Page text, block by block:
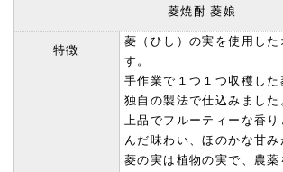
菱焼酎 菱娘
特徴
菱（ひし）の実を使用し
す。
手作業で１つ１つ収穫し
独自の製法で仕込みました
上品でフルーティーな香
んだ味わい、ほのかな甘み
菱の実は植物の実で、農